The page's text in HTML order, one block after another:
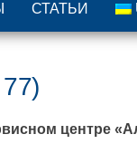
СТАТЬИ
центре